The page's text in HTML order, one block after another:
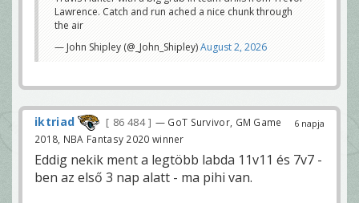
Lawrence. Catch and run ached a nice chunk through
the air
— John Shipley (@_John_Shipley)August 2, 2026
6 napja
iktriad 86 484
— GoT Survivor, GM Game
2018, NBA Fantasy 2020 winner
Eddig nekik ment a legtöbb labda 11v11 és 7v7 -
ben az első 3 nap alatt - ma pihi van.